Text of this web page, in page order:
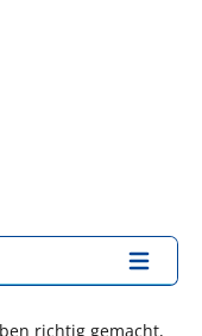
richtig gemacht,